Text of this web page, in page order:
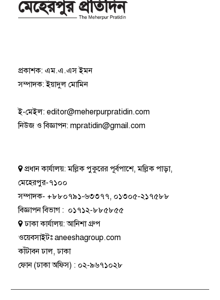
প্রকাশক: এম.এ.এস ইমন
সম্পাদক: ইয়াদুল মোমিন
ই-মেইল:editor@meherpurpratidin.com
নিউজ ও বিজ্ঞাপন:mpratidin@gmail.com
প্রধান কার্যালয়:মল্লিক পুকুরের পূর্বপাশে, মল্লিক পাড়া,
মেহেরপুর-৭১০০
সম্পাদক- +৮৮০৭৯১-৬৩৩৭৭, ০১৩০৫-২১৭৫৮৮
বিজ্ঞাপন বিভাগ: ০১৭১২-৮৮৫৮৫৫
ঢাকা কার্যালয়:আনিশা গ্রুপ
ওয়েবসাইটঃaneeshagroup.com
কাঁটাবন ঢাল, ঢাকা
ফোন(ঢাকা অফিস) : ০২-৯৬৭১০২৮